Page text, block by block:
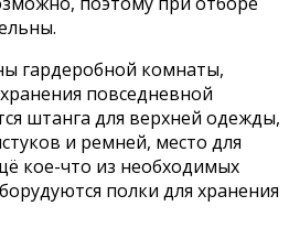
гардеробной комнаты,
повседневной
штанга для верхней одежды,
и ремней, место для
кое-что из необходимых
полки для хранения